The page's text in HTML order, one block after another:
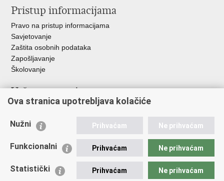
Pristup informacijama
Pravo na pristup informacijama
Savjetovanje
Zaštita osobnih podataka
Zapošljavanje
Školovanje
Važne poveznice
Ministarstvo unutarnjih poslova
Udruge
Policijska akademija
Zaklada policijske solidarnosti
Ova stranica upotrebljava kolačiće
Nužni Prihvaćam Ne prihvaćam
Funkcionalni Prihvaćam Ne prihvaćam
Statistički Prihvaćam Ne prihvaćam